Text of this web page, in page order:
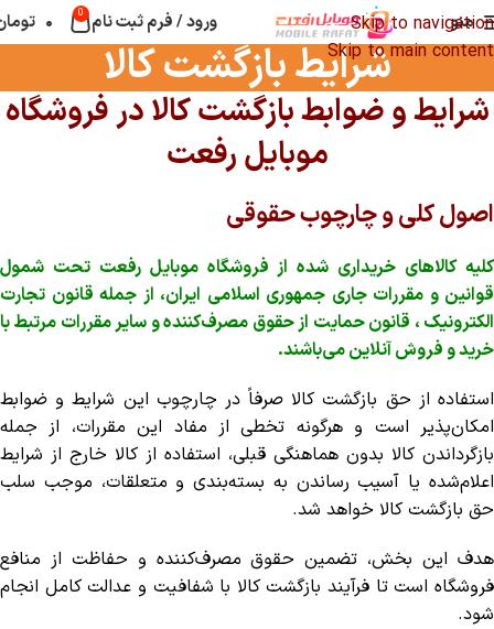
Skip to navigation
Skip to main content
منو ورود / فرم ثبت نام 0 ۰
شرایط بازگشت کالا
شرایط و ضوابط بازگشت کالا در فروشگاه
موبایل رفعت
اصول کلی و چارچوب حقوقی
کلیه کالاهای خریداری شده از فروشگاه موبایل رفعت تحت شمول
قوانین و مقررات جاری جمهوری اسلامی ایران، از جمله قانون تجارت
الکترونیک ، قانون حمایت از حقوق مصرف‌کنندهو سایر مقررات مرتبط با
خرید و فروش آنلاین می‌باشند.
استفاده از حق بازگشت کالا صرفاً در چارچوب این شرایط و ضوابط
امکان‌پذیر است و هرگونه تخطی از مفاد این مقررات، از جمله
بازگرداندن کالا بدون هماهنگی قبلی، استفاده از کالا خارج از شرایط
اعلام‌شده یا آسیب رساندن به بسته‌بندی و متعلقات، موجب سلب
حق بازگشت کالا خواهد شد.
هدف این بخش، تضمین حقوق مصرف‌کننده و حفاظت از منافع
فروشگاه است تا فرآیند بازگشت کالا با شفافیت و عدالت کامل انجام
شود.